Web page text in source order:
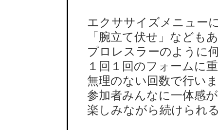
エクササイズメニュー
「腕立て伏せ」なども
プロレスラーのように
１回１回のフォームに
無理のない回数で行い
参加者みんなに一体感
楽しみながら続けられ